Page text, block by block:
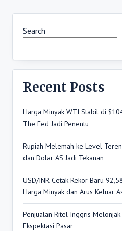
Search
Recent Posts
Harga Minyak WTI Stabil di
The Fed Jadi Penentu
Rupiah Melemah ke Level
dan Dolar AS Jadi Tekanan
USD/INR Cetak Rekor Baru
Harga Minyak dan Arus Keluar
Penjualan Ritel Inggris Melonjak
Ekspektasi Pasar